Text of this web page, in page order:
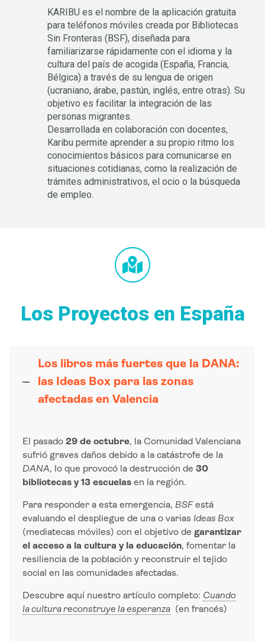
KARIBU es el nombre de la aplicación gratuita
para teléfonos móviles creada por Bibliotecas
Sin Fronteras (BSF), diseñada para
familiarizarse rápidamente con el idioma y la
cultura del país de acogida (España, Francia,
Bélgica) a través de su lengua de origen
(ucraniano, árabe, pastún, inglés, entre otras). Su
objetivo es facilitar la integración de las
personas migrantes.
Desarrollada en colaboración con docentes,
Karibu permite aprender a su propio ritmo los
conocimientos básicos para comunicarse en
situaciones cotidianas, como la realización de
trámites administrativos, el ocio o la búsqueda
de empleo.
Los Proyectos en España
Los libros más fuertes que la DANA:
las Ideas Box para las zonas
afectadas en Valencia
El pasado 29 de octubre, la Comunidad Valenciana
sufrió graves daños debido a la catástrofe de la
DANA, lo que provocó la destrucción de 30
bibliotecas y 13 escuelas en la región.
Para responder a esta emergencia, BSF está
evaluando el despliegue de una o varias Ideas Box
(mediatecas móviles) con el objetivo de garantizar
el acceso a la cultura y la educación, fomentar la
resiliencia de la población y reconstruir el tejido
social en las comunidades afectadas.
Descubre aquí nuestro artículo completo: Cuando
la cultura reconstruye la esperanza (en francés)